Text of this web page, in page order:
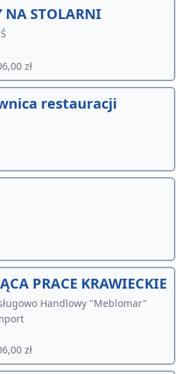
NA STOLARNI
zł
restauracji
PRACE KRAWIECKIE
Handlowy "Meblomar"
zł